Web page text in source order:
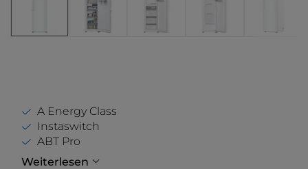
A Energy Class
Instaswitch
ABT Pro
Weiterlesen